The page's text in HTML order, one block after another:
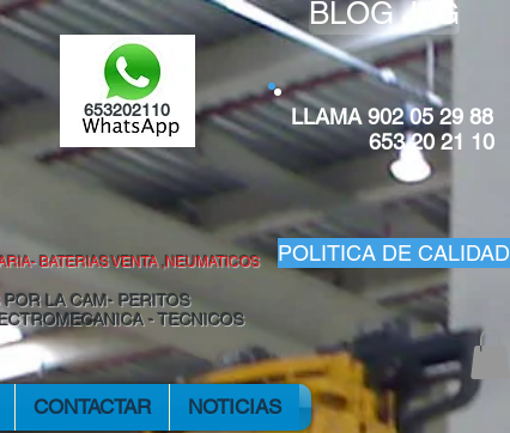
653202110
BLOG JAG
LLAMA 902 05 29 88
653 20 21 10
BATERIAS VENTA ,NEUMATICOS POLITICA DE CALIDAD
LA CAM- PERITOS
- TECNICOS
CONTACTAR NOTICIAS